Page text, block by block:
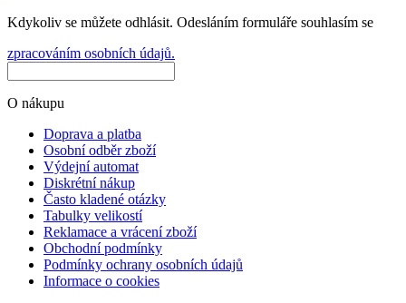
Kdykoliv se můžete odhlásit. Odesláním formuláře souhlasím se
zpracováním osobních údajů.
O nákupu
Doprava a platba
Osobní odběr zboží
Výdejní automat
Diskrétní nákup
Často kladené otázky
Tabulky velikostí
Reklamace a vrácení zboží
Obchodní podmínky
Podmínky ochrany osobních údajů
Informace o cookies